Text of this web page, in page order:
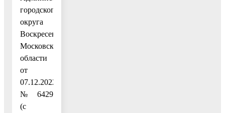
городского
округа
Воскресенск
Московской
области
от
07.12.2022
№ 6429
(с